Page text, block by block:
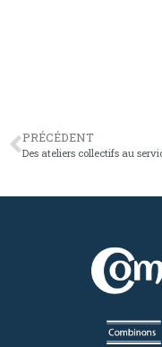
PRÉCÉDENT
Des ateliers collectifs au